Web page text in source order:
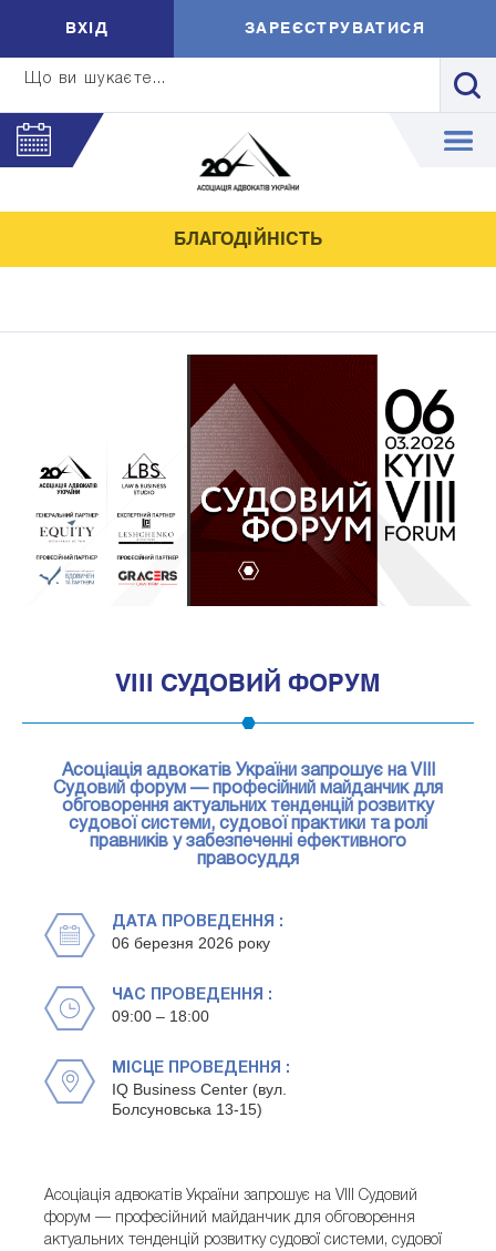
Що ви шукаєте...
ВXIД ЗАРЕЄСТРУВАТИСЯ
БЛАГОДІЙНІСТЬ
VІІІ СУДОВИЙ ФОРУМ
Асоціація адвокатів України запрошує на VІІІ
Судовий форум — професійний майданчик для
обговорення актуальних тенденцій розвитку
судової системи, судової практики та ролі
правників у забезпеченні ефективного
правосуддя
ДАТА ПРОВЕДЕННЯ :
06 березня 2026 року
ЧАС ПРОВЕДЕННЯ :
09:00 – 18:00
МІСЦЕ ПРОВЕДЕННЯ :
IQ Business Center (вул.
Болсуновська 13-15)
Асоціація адвокатів України запрошує на VІІІ Судовий
форум — професійний майданчик для обговорення
актуальних тенденцій розвитку судової системи, судової